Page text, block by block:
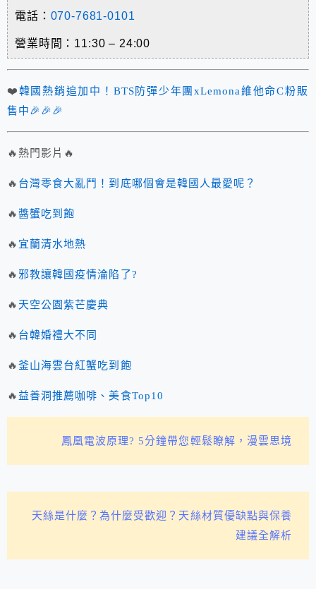
電話： 070-7681-0101
營業時間：11:30 – 24:00
❤️韓國熱銷追加中！BTS防彈少年團xLemona維他命C粉販
售中🎉🎉🎉
🔥熱門影片🔥
🔥 台灣零食大亂鬥！到底哪個會是韓國人最愛呢？
🔥醬蟹吃到飽
🔥 宜蘭清水地熱
🔥 邪教讓韓國疫情淪陷了?
🔥 天空公園紫芒慶典
🔥 台韓婚禮大不同
🔥釜山海雲台紅蟹吃到飽
🔥 益善洞推薦咖啡、美食Top10
鳳凰電波原理? 5分鐘帶您輕鬆瞭解，漫雲思境
天絲是什麼？為什麼受歡迎？天絲材質優缺點與保養
建議全解析